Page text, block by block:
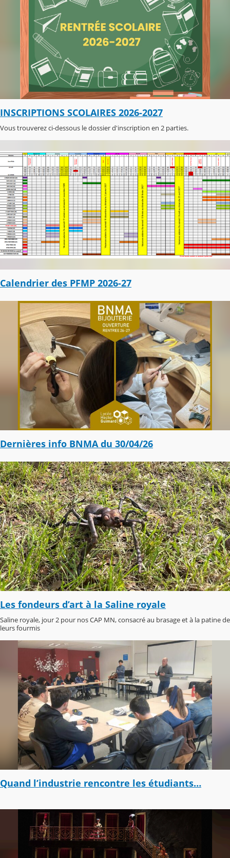
INSCRIPTIONS SCOLAIRES 2026-2027
Vous trouverez ci-dessous le dossier d'inscription en 2 parties.
Calendrier des PFMP 2026-27
Dernières info BNMA du 30/04/26
Les fondeurs d’art à la Saline royale
Saline royale, jour 2 pour nos CAP MN, consacré au brasage et à la patine de
leurs fourmis
Quand l’industrie rencontre les étudiants…